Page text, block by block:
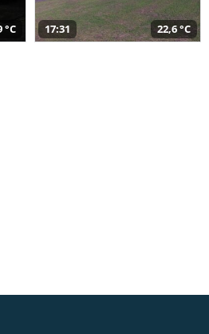
°C 17:31 22,6 °C